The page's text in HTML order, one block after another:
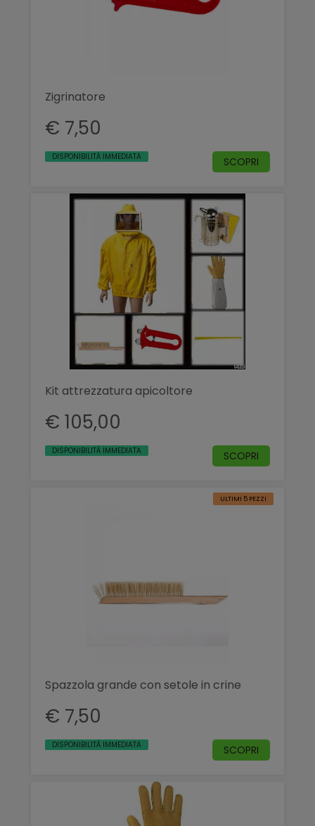
Zigrinatore
€ 7,50
DISPONIBILITÀ IMMEDIATA SCOPRI
Kit attrezzatura apicoltore
€ 105,00
DISPONIBILITÀ IMMEDIATA SCOPRI
ULTIMI 5 PEZZI
Spazzola grande con setole in crine
€ 7,50
DISPONIBILITÀ IMMEDIATA SCOPRI